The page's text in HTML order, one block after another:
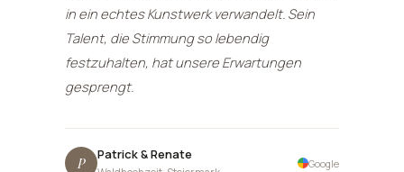
in ein echtes Kunstwerk verwandelt. Sein
Talent, die Stimmung so lebendig
festzuhalten, hat unsere Erwartungen
gesprengt.
P Patrick & Renate
Google